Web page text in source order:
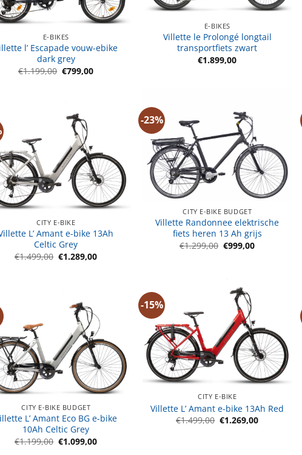
E-BIKES
Villette le Prolongé longtail
transportfiets zwart
€1.899,00
E-BIKES
l’ Escapade vouw-ebike
dark grey
€1.199,00 Oorspronkelijke
€799,00Huidige
-23%
CITY E-BIKE BUDGET
Villette Randonnee elektrische
fiets heren 13 Ah grijs
€1.299,00 Oorspronkelijke
€999,00Huidige
CITY E-BIKE
L’ Amant e-bike 13Ah
Celtic Grey
€1.499,00 Oorspronkelijke
€1.289,00Huidige
-15%
CITY E-BIKE
Villette L’ Amant e-bike 13Ah Red
€1.499,00 Oorspronkelijke
€1.269,00Huidige
CITY E-BIKE BUDGET
L’ Amant Eco BG e-bike
10Ah Celtic Grey
€1.199,00 Oorspronkelijke
€1.099,00Huidige